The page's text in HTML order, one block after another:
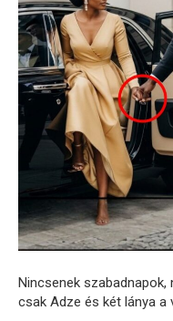
Nincsenek
csak Adze és két lánya a